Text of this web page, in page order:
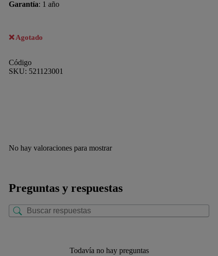
Garantía: 1 año
Agotado
Código
SKU: 521123001
No hay valoraciones para mostrar
Preguntas y respuestas
Todavía no hay preguntas